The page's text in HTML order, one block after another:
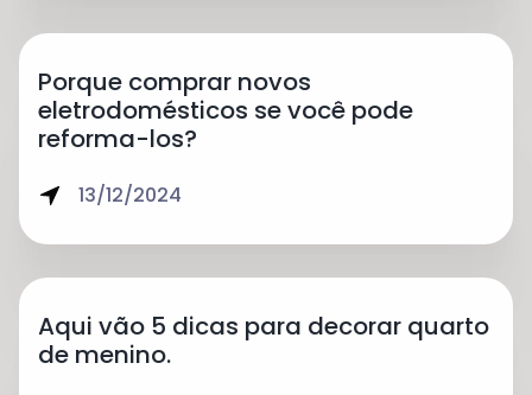
Porque comprar novos
eletrodomésticos se você pode
reforma-los?
13/12/2024
Aqui vão 5 dicas para decorar quarto
de menino.